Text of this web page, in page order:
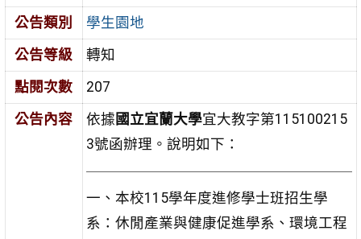
公告類別
學生園地
公告等級
轉知
點閱次數
207
公告內容
依據 國立宜蘭大學宜大教字第115100215
3號函辦理。說明如下：
一、本校115學年度進修學士班招生學
系：休閒產業與健康促進學系、環境工程